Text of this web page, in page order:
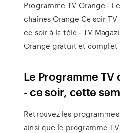
Programme TV Orange -
chaînes Orange Ce soir
ce soir à la télé - TV
Orange gratuit et complet
Le Programme TV
- ce soir, cette
Retrouvez les
ainsi que le programme